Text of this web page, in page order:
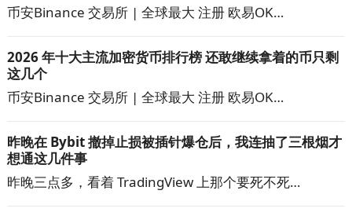
币安Binance 交易所 | 全球最大 注册 欧易OK…
2026 年十大主流加密货币排行榜 还敢继续拿着的币只剩
这几个
币安Binance 交易所 | 全球最大 注册 欧易OK…
昨晚在 Bybit 撤掉止损被插针爆仓后，我连抽了三根烟才
想通这几件事
昨晚三点多，看着 TradingView 上那个要死不死…